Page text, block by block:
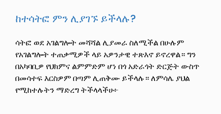
ከተሳትፎ ምን ሊያገኙ ይችላሉ?
ሳትፎ ወደ አገልግሎት መሻሻል ሊያመራ ስለሚችል በሁሉም
የአገልግሎት ተጠቃሚዎች ላይ አዎንታዊ ተጽእኖ ይኖረዋል። ግን
በአካባቢዎ የህክምና ልምምድም ሆነ በጎ አድራጎት ድርጅት ውስጥ
በመሳተፍ እርስዎም በጣም ሊጠቅሙ ይችላሉ። ለምሳሌ ያህል
የሚከተሉትን ማድረግ ትችላላችሁ፦